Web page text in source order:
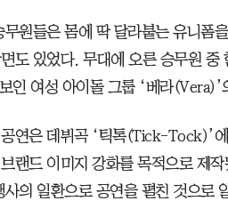
무원들은 몸에 딱 달라붙는 유니폼
도 있었다. 무대에 오른 승무원
인 여성 아이돌 그룹 ‘베라(Vera)’
연은 데뷔곡 ‘틱톡(Tick-Tock)’
랜드 이미지 강화를 목적으로 제
의 일환으로 공연을 펼친 것으로